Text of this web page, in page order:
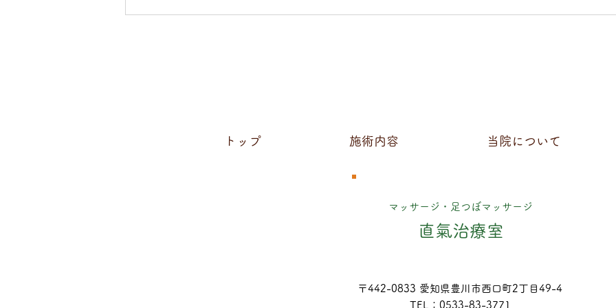
直氣治療室カレンダー2026
直
トップ 施術内容 当院について
マッサージ・足つぼマッサージ
直氣治療室
〒442-0833 愛知県豊川市西口町2丁目49-4
TEL：0533-83-3771